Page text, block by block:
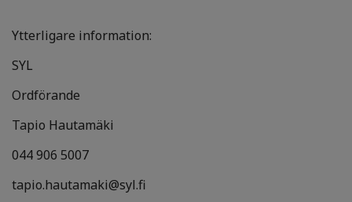
Ytterligare information:
SYL
Ordförande
Tapio Hautamäki
044 906 5007
tapio.hautamaki@syl.fi